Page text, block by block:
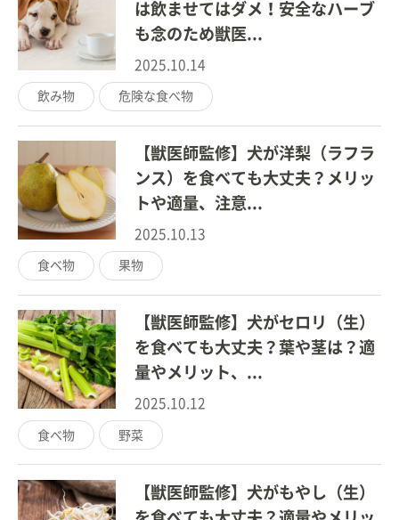
は飲ませてはダメ！安全なハーブ
も念のため獣医...
2025.10.14
飲み物 危険な食べ物
【獣医師監修】犬が洋梨（ラフラ
ンス）を食べても大丈夫？メリッ
トや適量、注意...
2025.10.13
食べ物 果物
【獣医師監修】犬がセロリ（生）
を食べても大丈夫？葉や茎は？適
量やメリット、...
2025.10.12
食べ物 野菜
【獣医師監修】犬がもやし（生）